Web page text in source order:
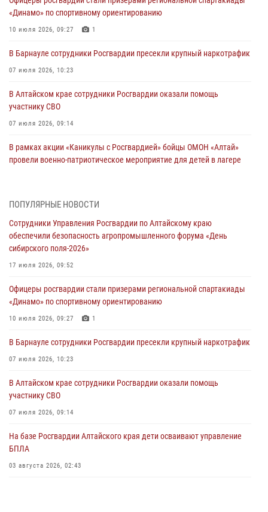
«Динамо» по спортивному ориентированию
10 июля 2026, 09:27 1
В Барнауле сотрудники Росгвардии пресекли крупный наркотрафик
07 июля 2026, 10:23
В Алтайском крае сотрудники Росгвардии оказали помощь
участнику СВО
07 июля 2026, 09:14
В рамках акции «Каникулы с Росгвардией» бойцы ОМОН «Алтай»
провели военно-патриотическое мероприятие для детей в лагере
акции «Коробка храбрости»
Сотрудники Росгвардии провели встречу с юными пограничниками
03 июля 2026, 04:03
Управление Росгвардии по Алтайскому краю провело для детей
02 июля 2026, 00:55
Алтайскому краю подведены итоги «прямой линии»
01 июля 2026, 07:49
ПОПУЛЯРНЫЕ НОВОСТИ
Сотрудники Управления Росгвардии по Алтайскому краю
обеспечили безопасность агропромышленного форума «День
сибирского поля-2026»
17 июля 2026, 09:52
Офицеры росгвардии стали призерами региональной спартакиады
«Динамо» по спортивному ориентированию
10 июля 2026, 09:27 1
В Барнауле сотрудники Росгвардии пресекли крупный наркотрафик
07 июля 2026, 10:23
В Алтайском крае сотрудники Росгвардии оказали помощь
участнику СВО
07 июля 2026, 09:14
На базе Росгвардии Алтайского края дети осваивают управление
БПЛА
03 августа 2026, 02:43